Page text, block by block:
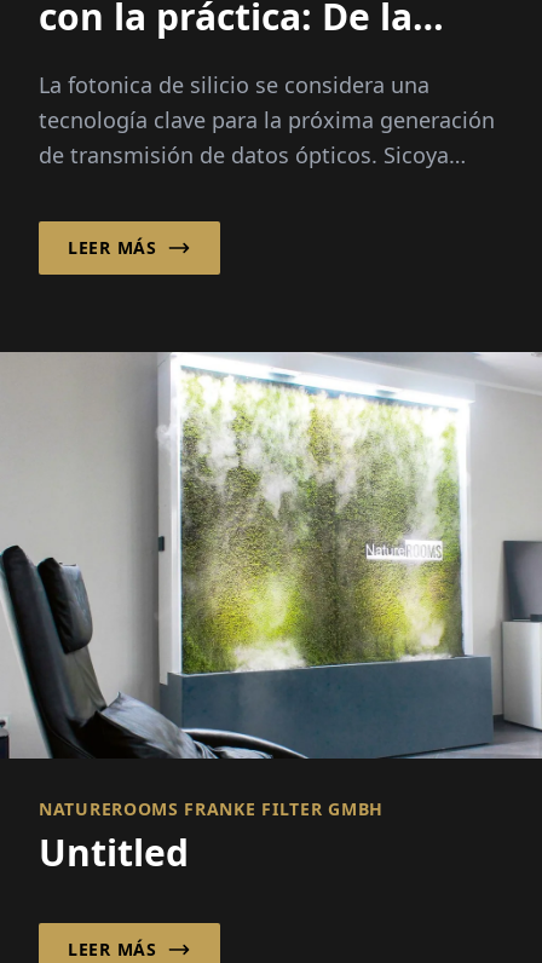
con la práctica: De la
vanguardia
La fotonica de silicio se considera una
tecnología clave para la próxima generación
de transmisión de datos ópticos. Sicoya
pioneros europeos...
LEER MÁS
NATUREROOMS FRANKE FILTER GMBH
Untitled
LEER MÁS